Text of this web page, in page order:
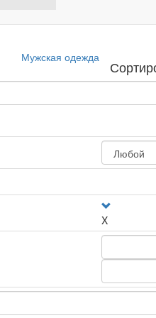
Мужская одежда
X